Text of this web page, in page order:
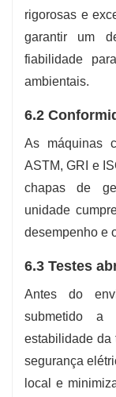
rigorosas e
garantir um
fiabilidade
ambientais.
6.2
As máquinas
ASTM, GRI e
chapas de
unidade
desempenho e
6.3 Testes
Antes do
submetido a
estabilidade da
segurança
local e